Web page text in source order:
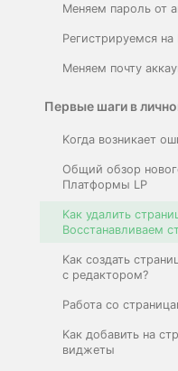
Меняем пароль от
Регистрируемся
Меняем почту
Первые шаги в
Kогда возникает
Общий обзор
Платформы LP
Kак удалить
Восстанавливаем
Kак создать
с редактором?
Pабота со
Kак добавить на
виджеты